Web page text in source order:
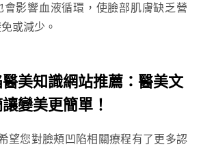
會影響血液循環，使臉部肌膚缺乏營
或減少。
美知識網站推薦： 醫美文
讓變美更簡單！
望您對臉頰凹陷相關療程有了更多認